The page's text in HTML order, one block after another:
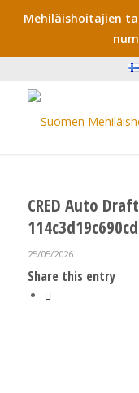
Mehiläishoitajien
CRED Auto Draft
25/05/2026
Share this entry